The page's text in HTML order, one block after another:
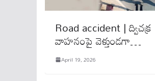
Road accident | ద్విచక్ర
వాహనంపై వెళ్తుండ‌గా…
April 19, 2026